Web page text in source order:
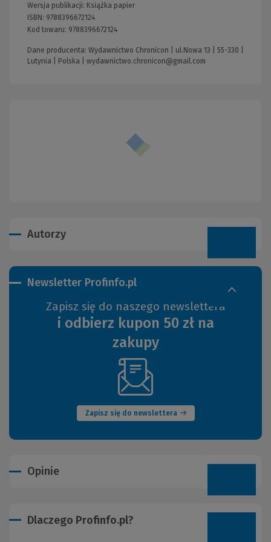
Wersja publikacji: Książka papier
ISBN: 9788396672124
Kod towaru: 9788396672124
Dane producenta: Wydawnictwo Chronicon | ul.Nowa 13 | 55-330 |
Lutynia | Polska | wydawnictwo.chronicon@gmail.com
Autorzy
Newsletter Profinfo.pl
Zapisz się do naszego newslettera
i odbierz kupon 50 zł na
zakupy
Zapisz się do newslettera
(Nowe
okno)
Opinie
Dlaczego Profinfo.pl?